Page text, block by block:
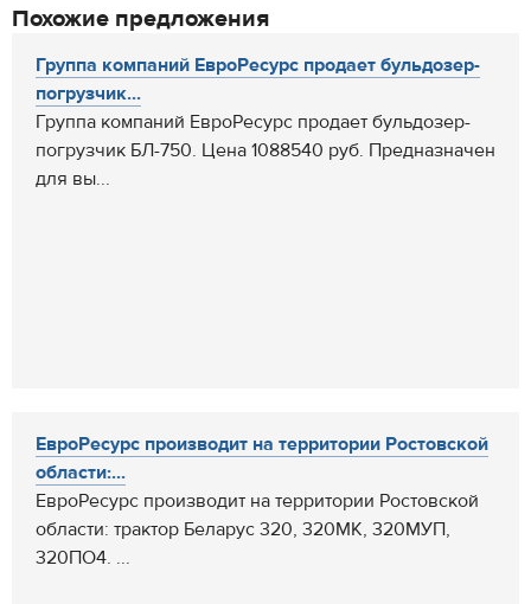
Похожие предложения
Группа компаний ЕвроРесурс продает бульдозер-
погрузчик...
Группа компаний ЕвроРесурс продает бульдозер-
погрузчик БЛ-750. Цена 1088540 руб. Предназначен
для вы...
ЕвроРесурс производит на территории Ростовской
области:...
ЕвроРесурс производит на территории Ростовской
области: трактор Беларус 320, 320МК, 320МУП,
320ПО4. ...